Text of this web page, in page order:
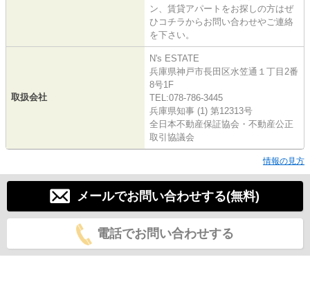
ン、賃貸アパートをお探しの方はぜ
ひコチラからお問い合わせやご連絡
を下さい。
取扱会社
N's ESTATE
兵庫県神戸市長田区水笠通１丁目2番
8号1F
TEL:078-786-3445
兵庫県知事 (1) 第12313号
全日本不動産保証協会・不動産公正
取引協議会
情報の見方
メールでお問い合わせする(無料)
電話でお問い合わせする